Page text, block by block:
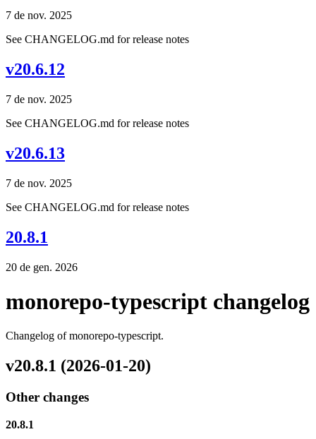
7 de nov. 2025
See CHANGELOG.md for release notes
v20.6.12
7 de nov. 2025
See CHANGELOG.md for release notes
v20.6.13
7 de nov. 2025
See CHANGELOG.md for release notes
20.8.1
20 de gen. 2026
monorepo-typescript changelog
Changelog of monorepo-typescript.
v20.8.1 (2026-01-20)
Other changes
20.8.1